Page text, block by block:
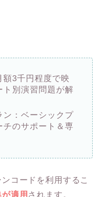
3千円程度で映
ト別演習問題が解
ン：ベーシックプ
チのサポート＆専
コードを利用するこ
適用 されます。